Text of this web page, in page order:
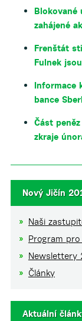
Blokované
zahájené
Frenštát
Fulnek
Informace
bance
Část
zkraje
Nový Jičín
Naši
Program
Newslettery
Články
Aktuální